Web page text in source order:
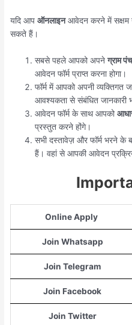
यदि आपऑनलाइनआवेदन करने में सक्षम
सकते हैं।
सबसे पहले आपको अपनेग्राम
आवेदन फॉर्म प्राप्त करना होगा।
फॉर्म में आपको अपनी व्यक्तिगत
आवश्यकता से संबंधित जानकारी
आवेदन फॉर्म के साथ आपको
प्रस्तुत करने होंगे।
सभी दस्तावेज़ और फॉर्म भरने के
हैं। वहां से आपकी आवेदन
Online Apply
Join Whatsapp
Join Telegram
Join Facebook
Join Twitter